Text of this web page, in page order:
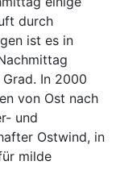
durch
ist es in
In 2000
von Ost nach
und
Ostwind, in
milde